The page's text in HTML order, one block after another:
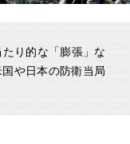
り的な「膨張」な
や日本の防衛当局